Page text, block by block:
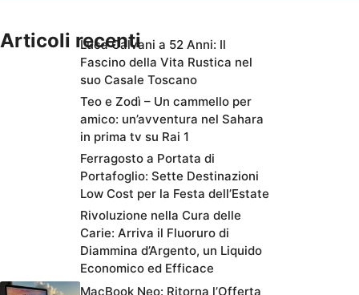
Articoli recentiLuca Calvani a 52 Anni: Il
Fascino della Vita Rustica nel
suo Casale Toscano
Teo e Zodì – Un cammello per
amico: un’avventura nel Sahara
in prima tv su Rai 1
Ferragosto a Portata di
Portafoglio: Sette Destinazioni
Low Cost per la Festa dell’Estate
Rivoluzione nella Cura delle
Carie: Arriva il Fluoruro di
Diammina d’Argento, un Liquido
Economico ed Efficace
MacBook Neo: Ritorna l’Offerta